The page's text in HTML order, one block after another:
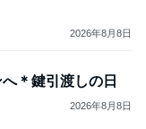
2026年8月8日
＊鍵引渡しの日
2026年8月8日